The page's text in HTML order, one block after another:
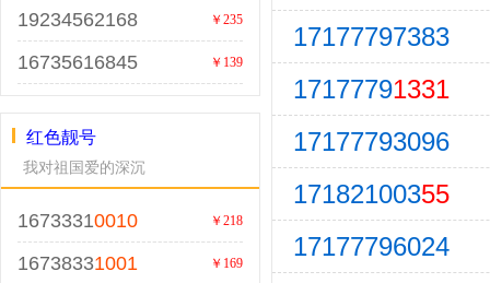
19234562168 ￥235
16735616845 ￥139
红色靓号
我对祖国爱的深沉
16733310010 ￥218
16738331001 ￥169
17177797383
17177791331
17177793096
17182100355
17177796024